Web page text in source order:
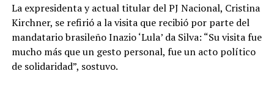
La expresidenta y actual titular del PJ Nacional, Cristina
Kirchner, se refirió a la visita que recibió por parte del
mandatario brasileño Inazio ‘Lula’ da Silva: “Su visita fue
mucho más que un gesto personal, fue un acto político
de solidaridad”, sostuvo.